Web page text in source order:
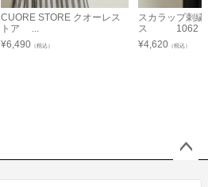
CUORE STORE クオーレス
トア ...
¥6,490 （税込）
スカラップ刺
ス 1062
¥4,620 （税込）